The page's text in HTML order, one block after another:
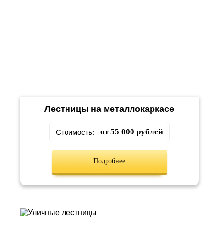
Лестницы на металлокаркасе
Стоимость: от 55 000 рублей
Подробнее